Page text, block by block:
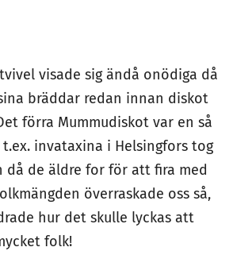
visade sig ändå onödiga då
bräddar redan innan diskot
förra Mummudiskot var en så
invataxina i Helsingfors tog
då de äldre for för att fira med
överraskade oss så,
hur det skulle lyckas att
folk!